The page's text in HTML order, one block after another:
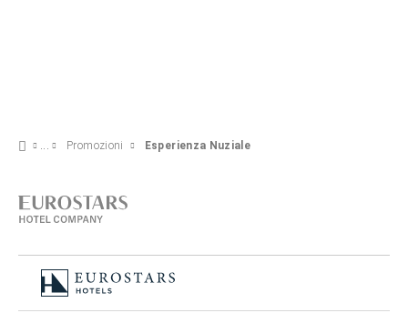
Promozioni Esperienza Nuziale